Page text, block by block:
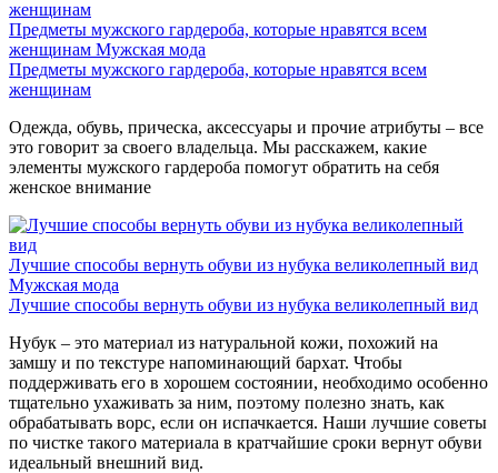
Предметы мужского гардероба, которые нравятся всем
женщинам Мужская мода
Предметы мужского гардероба, которые нравятся всем
женщинам
Одежда, обувь, прическа, аксессуары и прочие атрибуты – все
это говорит за своего владельца. Мы расскажем, какие
элементы мужского гардероба помогут обратить на себя
женское внимание
Лучшие способы вернуть обуви из нубука великолепный вид
Мужская мода
Лучшие способы вернуть обуви из нубука великолепный вид
Нубук – это материал из натуральной кожи, похожий на
замшу и по текстуре напоминающий бархат. Чтобы
поддерживать его в хорошем состоянии, необходимо особенно
тщательно ухаживать за ним, поэтому полезно знать, как
обрабатывать ворс, если он испачкается. Наши лучшие советы
по чистке такого материала в кратчайшие сроки вернут обуви
идеальный внешний вид.